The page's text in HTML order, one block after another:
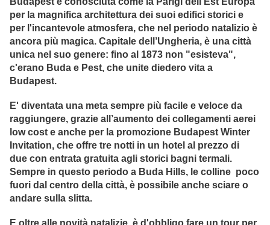
per la magnifica architettura dei suoi edifici storici e
per l'incantevole atmosfera, che nel periodo natalizio è
ancora più magica. Capitale dell’Ungheria, è una città
unica nel suo genere: fino al 1873 non "esisteva",
c'erano Buda e Pest, che unite diedero vita a
Budapest.
E' diventata una meta sempre più facile e veloce da
raggiungere, grazie all’aumento dei collegamenti aerei
low cost e anche per la promozione Budapest Winter
Invitation, che offre tre notti in un hotel al prezzo di
due con entrata gratuita agli storici bagni termali.
Sempre in questo periodo a Buda Hills, le colline poco
fuori dal centro della città, è possibile anche sciare o
andare sulla slitta.